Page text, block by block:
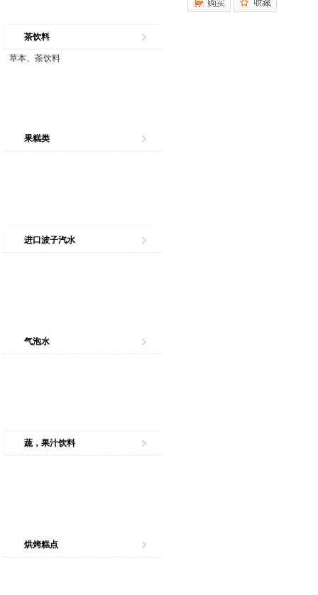
茶饮料
草本、茶饮料
果糕类
进口波子汽水
气泡水
蔬，果汁饮料
烘烤糕点